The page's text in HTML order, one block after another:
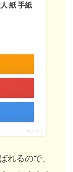
紙 手紙
ポチップ
れるので、